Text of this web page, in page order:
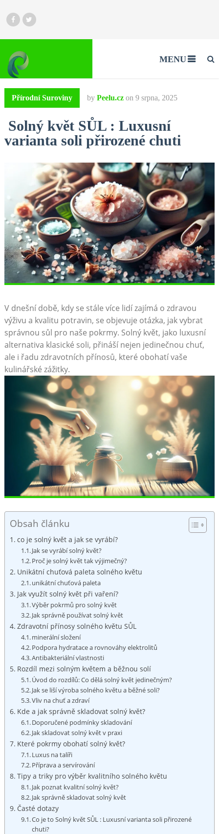
MENU
Přírodní Suroviny by Peelu.cz on 9 srpna, 2025
Solný květ SŮL : Luxusní
varianta soli přirozené chuti
V dnešní době, kdy se stále více lidí zajímá o ⁢zdravou
výživu a kvalitu potravin, se objevuje ⁤otázka, jak vybrat
správnou sůl pro naše pokrmy. Solný květ, jako luxusní
alternativa ‌klasické soli, přináší nejen jedinečnou chuť,
ale i řadu ⁢zdravotních přínosů, které obohatí vaše
⁣kulinářské zážitky.
Obsah článku
co je solný květ a jak se ‌vyrábí?
Jak se vyrábí solný květ?
Proč⁣ je solný ‌květ tak výjimečný?
Unikátní chuťová paleta solného květu
unikátní chuťová paleta
Jak využít solný květ⁤ při vaření?
Výběr pokrmů pro solný květ
Jak správně používat ⁣solný květ
Zdravotní přínosy solného ‌květu SŮL
minerální​ složení
Podpora hydratace a rovnováhy elektrolitů
Antibakteriální vlastnosti
Rozdíl mezi solným květem a ‌běžnou solí
Úvod do rozdílů: ​Co dělá ⁣solný květ⁢ jedinečným?
Jak​ se liší výroba solného⁢ květu ‌a běžné soli?
Vliv na chuť a zdraví
Kde a jak správně ​skladovat solný květ?
Doporučené ​podmínky skladování
Jak skladovat solný květ⁢ v praxi
Které pokrmy obohatí solný květ?
Luxus na talíři
Příprava​ a servírování
Tipy a triky pro ⁣výběr kvalitního solného květu
Jak poznat kvalitní solný květ?
Jak správně skladovat solný květ
Časté dotazy
Co je to Solný květ SŮL ⁣: Luxusní‍ varianta soli přirozené
chuti?